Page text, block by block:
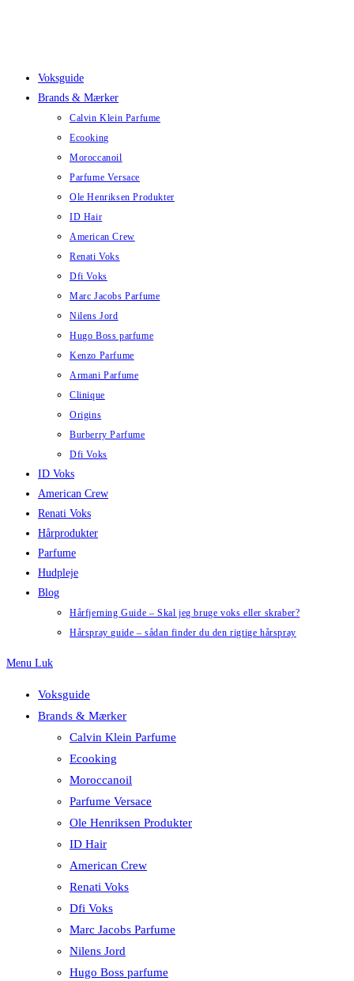
Voksguide
Brands & Mærker
Calvin Klein Parfume
Ecooking
Moroccanoil
Parfume Versace
Ole Henriksen Produkter
ID Hair
American Crew
Renati Voks
Dfi Voks
Marc Jacobs Parfume
Nilens Jord
Hugo Boss parfume
Kenzo Parfume
Armani Parfume
Clinique
Origins
Burberry Parfume
Dfi Voks
ID Voks
American Crew
Renati Voks
Hårprodukter
Parfume
Hudpleje
Blog
Hårfjerning Guide – Skal jeg bruge voks eller skraber?
Hårspray guide – sådan finder du den rigtige hårspray
Menu Luk
Voksguide
Brands & Mærker
Calvin Klein Parfume
Ecooking
Moroccanoil
Parfume Versace
Ole Henriksen Produkter
ID Hair
American Crew
Renati Voks
Dfi Voks
Marc Jacobs Parfume
Nilens Jord
Hugo Boss parfume